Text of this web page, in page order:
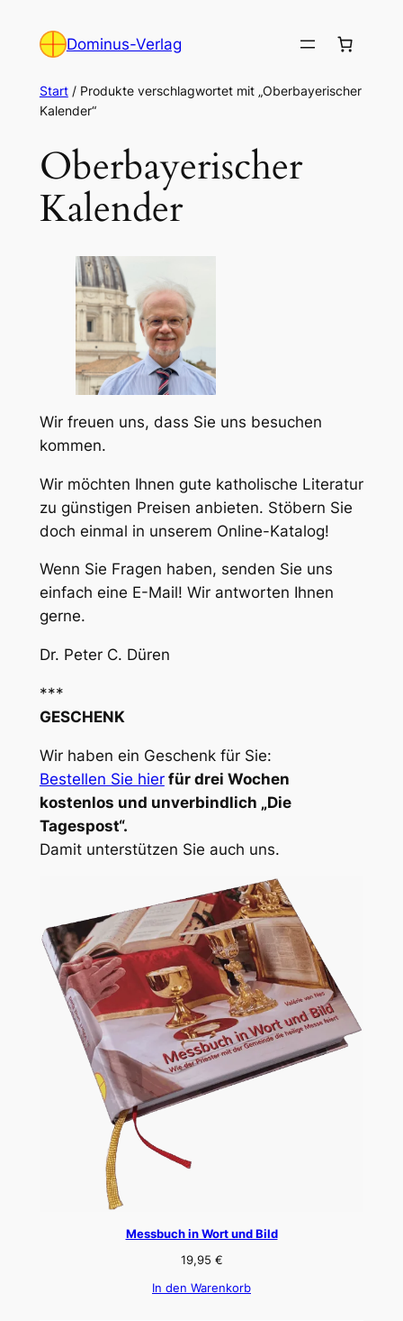
Inhalt
Dominus-Verlag
Start/ Produkte verschlagwortet mit „Oberbayerischer
Kalender“
Oberbayerischer
Kalender
Wir freuen uns, dass Sie uns besuchen
kommen.
Wir möchten Ihnen gute katholische Literatur
zu günstigen Preisen anbieten. Stöbern Sie
doch einmal in unserem Online-Katalog!
Wenn Sie Fragen haben, senden Sie uns
einfach eine E-Mail! Wir antworten Ihnen
gerne.
Dr. Peter C. Düren
***
GESCHENK
Wir haben ein Geschenk für Sie:
Bestellen Sie hier für drei Wochen
kostenlos und unverbindlich „Die
Tagespost“.
Damit unterstützen Sie auch uns.
Messbuch in Wort und Bild
19,95 €
In den Warenkorb